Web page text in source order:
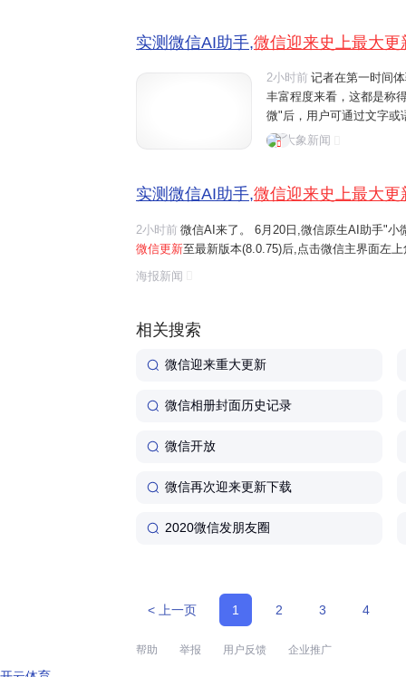
实测微信AI助手,微信迎来史上最大更
2小时前 记者在第一时间
丰富程度来看，这都是称
微"后，用户可通过文字或
话、文件阅读、设置提醒
大象新闻
实测微信AI助手,微信迎来史上最大更
2小时前 微信AI来了。 6月20日,微信原生AI助手"
微信更新至最新版本(8.0.75)后,点击微信主界面左
界面一键右滑,开启与"小微"的互动。 界面新闻记
体验还是功能丰富程度来看,这...
海报新闻
相关搜索
微信迎来重大更新
微信相册封面历史记录
微信开放
微信再次迎来更新下载
2020微信发朋友圈
< 上一页 1 2 3 4
帮助 举报 用户反馈 企业推广